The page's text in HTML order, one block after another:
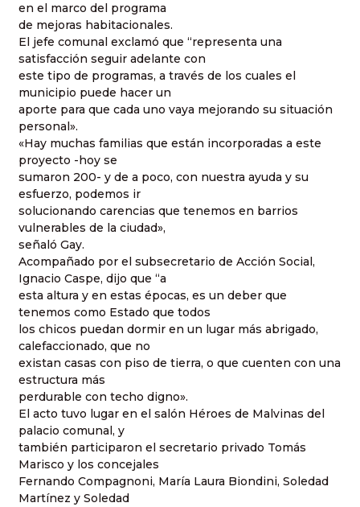
en el marco del programa
de mejoras habitacionales.
El jefe comunal exclamó que “representa una
satisfacción seguir adelante con
este tipo de programas, a través de los cuales el
municipio puede hacer un
aporte para que cada uno vaya mejorando su situación
personal».
«Hay muchas familias que están incorporadas a este
proyecto -hoy se
sumaron 200- y de a poco, con nuestra ayuda y su
esfuerzo, podemos ir
solucionando carencias que tenemos en barrios
vulnerables de la ciudad»,
señaló Gay.
Acompañado por el subsecretario de Acción Social,
Ignacio Caspe, dijo que “a
esta altura y en estas épocas, es un deber que
tenemos como Estado que todos
los chicos puedan dormir en un lugar más abrigado,
calefaccionado, que no
existan casas con piso de tierra, o que cuenten con una
estructura más
perdurable con techo digno».
El acto tuvo lugar en el salón Héroes de Malvinas del
palacio comunal, y
también participaron el secretario privado Tomás
Marisco y los concejales
Fernando Compagnoni, María Laura Biondini, Soledad
Martínez y Soledad